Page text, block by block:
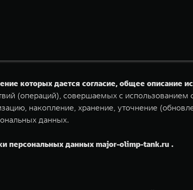
которых дается согласие, общее описание
(операций), совершаемых с использованием
накопление, хранение, уточнение
данных.
персональных данных major-olimp-tank.ru .